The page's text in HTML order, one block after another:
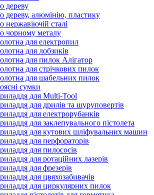
дереву
дереву, алюмінію, пластику
нержавіючій сталі
чорному металу
для електропил
для лобзиків
для пилок Алігатор
для стрічкових пилок
для шабельних пилок
сумки
для Multi-Tool
для дрилів та шуруповертів
для електрорубанків
для заклепувального пістолета
для кутових шліфувальних машин
для перфораторів
для пилососів
для ротаційних лазерів
для фрезерів
для цвяхозабивачів
для циркулярних пилок